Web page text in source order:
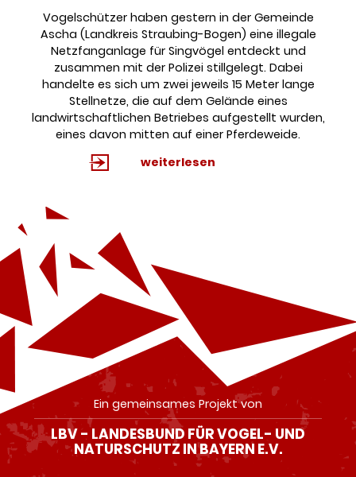
Vogelschützer haben gestern in der Gemeinde
Ascha (Landkreis Straubing-Bogen) eine illegale
Netzfanganlage für Singvögel entdeckt und
zusammen mit der Polizei stillgelegt. Dabei
handelte es sich um zwei jeweils 15 Meter lange
Stellnetze, die auf dem Gelände eines
landwirtschaftlichen Betriebes aufgestellt wurden,
eines davon mitten auf einer Pferdeweide.
weiterlesen
Ein gemeinsames Projekt von
LBV - LANDESBUND FÜR VOGEL- UND
NATURSCHUTZ IN BAYERN E.V.